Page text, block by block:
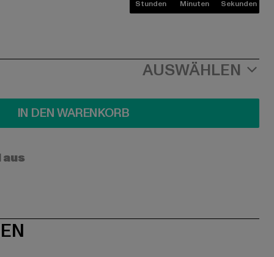
Stunden Minuten Sekunden
AUSWÄHLEN
IN DEN WARENKORB